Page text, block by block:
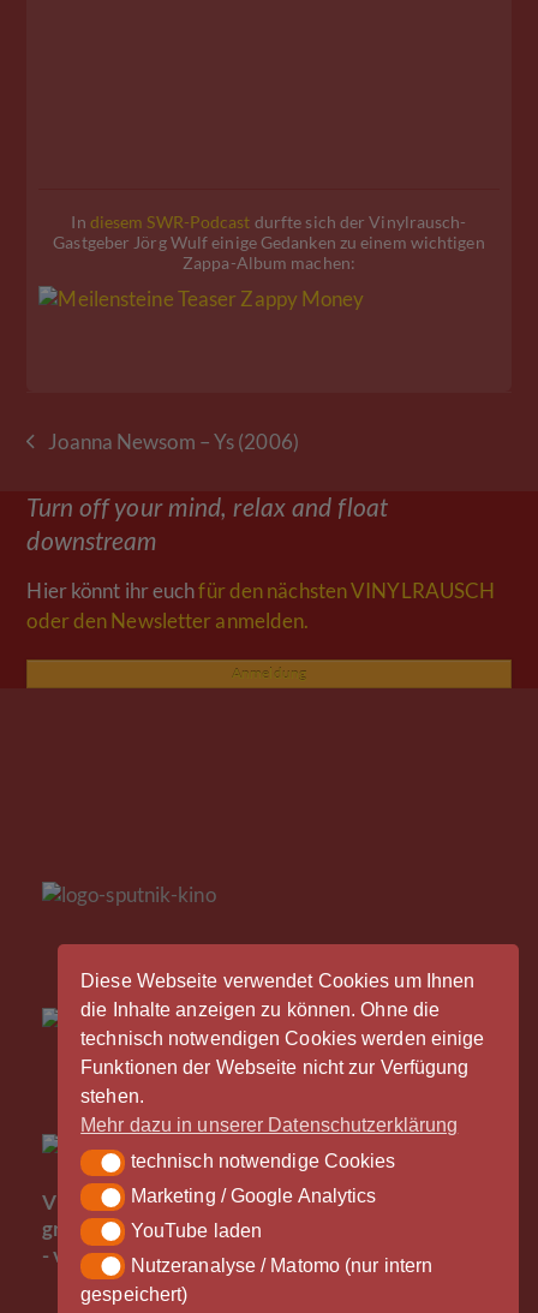
Diese Webseite verwendet Cookies um Ihnen
die Inhalte anzeigen zu können. Ohne die
technisch notwendigen Cookies werden einige
Funktionen der Webseite nicht zur Verfügung
stehen.
Mehr dazu in unserer Datenschutzerklärung
technisch notwendige Cookies
technisch notwendige Cookies
Marketing / Google Analytics
Marketing / Google Analytics
YouTube laden
YouTube laden
Nutzeranalyse / Matomo (nur intern gespeichert)
Nutzeranalyse / Matomo (nur intern
gespeichert)
In diesem SWR-Podcast durfte sich der Vinylrausch-
Gastgeber Jörg Wulf einige Gedanken zu einem wichtigen
Zappa-Album machen:
vorheriger
Joanna Newsom – Ys (2006)
Turn off your mind, relax and float
downstream
Hier könnt ihr euchfür den nächsten VINYLRAUSCH
oder den Newsletter anmelden.
Anmeldung
Vinylrausch wäre nicht möglich ohne die
großzügige Unterstützung durch unsere Partner
- vielen Dank!